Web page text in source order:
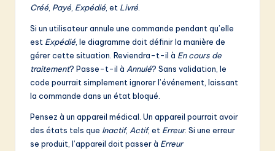
Créé, Payé, Expédié, et Livré.
Si un utilisateur annule une commande pendant qu’elle
est Expédié, le diagramme doit définir la manière de
gérer cette situation. Reviendra-t-il à En cours de
traitement? Passe-t-il à Annulé? Sans validation, le
code pourrait simplement ignorer l’événement, laissant
la commande dans un état bloqué.
Pensez à un appareil médical. Un appareil pourrait avoir
des états tels que Inactif, Actif, et Erreur. Si une erreur
se produit, l’appareil doit passer à Erreur